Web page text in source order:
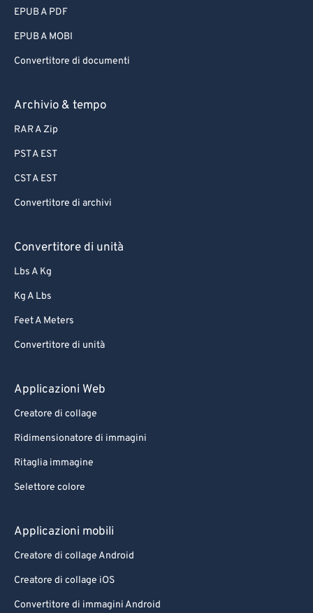
EPUB A PDF
EPUB A MOBI
Convertitore di documenti
Archivio & tempo
RAR A Zip
PST A EST
CST A EST
Convertitore di archivi
Convertitore di unità
Lbs A Kg
Kg A Lbs
Feet A Meters
Convertitore di unità
Applicazioni Web
Creatore di collage
Ridimensionatore di immagini
Ritaglia immagine
Selettore colore
Applicazioni mobili
Creatore di collage Android
Creatore di collage iOS
Convertitore di immagini Android